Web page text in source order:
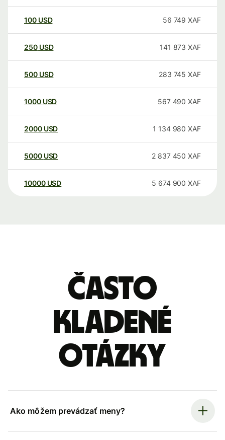
100 USD 56 749 XAF
250 USD 141 873 XAF
500 USD 283 745 XAF
1000 USD 567 490 XAF
2000 USD 1 134 980 XAF
5000 USD 2 837 450 XAF
10000 USD 5 674 900 XAF
Často
kladené
otázky
Ako môžem prevádzať meny?